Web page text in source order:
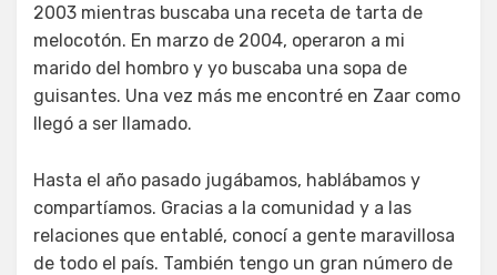
2003 mientras buscaba una receta de tarta de
melocotón. En marzo de 2004, operaron a mi
marido del hombro y yo buscaba una sopa de
guisantes. Una vez más me encontré en Zaar como
llegó a ser llamado.
Hasta el año pasado jugábamos, hablábamos y
compartíamos. Gracias a la comunidad y a las
relaciones que entablé, conocí a gente maravillosa
de todo el país. También tengo un gran número de